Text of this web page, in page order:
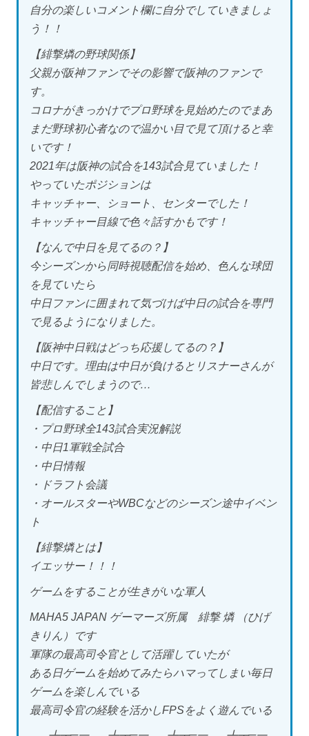
自分の楽しいコメント欄に自分でしていきましょ
う！！
【緋撃燐の野球関係】
父親が阪神ファンでその影響で阪神のファンで
す。
コロナがきっかけでプロ野球を見始めたのでまあ
まだ野球初心者なので温かい目で見て頂けると幸
いです！
2021年は阪神の試合を143試合見ていました！
やっていたポジションは
キャッチャー、ショート、センターでした！
キャッチャー目線で色々話すかもです！
【なんで中日を見てるの？】
今シーズンから同時視聴配信を始め、色んな球団
を見ていたら
中日ファンに囲まれて気づけば中日の試合を専門
で見るようになりました。
【阪神中日戦はどっち応援してるの？】
中日です。理由は中日が負けるとリスナーさんが
皆悲しんでしまうので…
【配信すること】
・プロ野球全143試合実況解説
・中日1軍戦全試合
・中日情報
・ドラフト会議
・オールスターやWBCなどのシーズン途中イベン
ト
【緋撃燐とは】
イエッサー！！！
ゲームをすることが生きがいな軍人
MAHA5 JAPAN ゲーマーズ所属 緋撃 燐 （ひげ
きりん）です
軍隊の最高司令官として活躍していたが
ある日ゲームを始めてみたらハマってしまい毎日
ゲームを楽しんでいる
最高司令官の経験を活かしFPSをよく遊んでいる